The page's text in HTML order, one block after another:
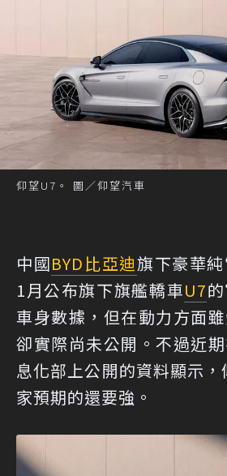
仰望U7。 圖／仰望汽車
中國BYD 比亞迪旗下豪華
1月公布旗下旗艦轎車U7
車身數據，但在動力方面
卻實際尚未公開。不過近
息化部上公開的資料顯示
家預期的還要強。